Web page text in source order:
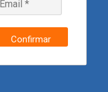
Confirmar